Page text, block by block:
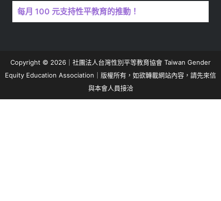
每月 100 元支持性平教育的推動！
Copyright © 2026｜社團法人台灣性別平等教育協會 Taiwan Gender
Equity Education Association｜版權所有，如欲轉載網站內容，請先來信
與本會人員接洽